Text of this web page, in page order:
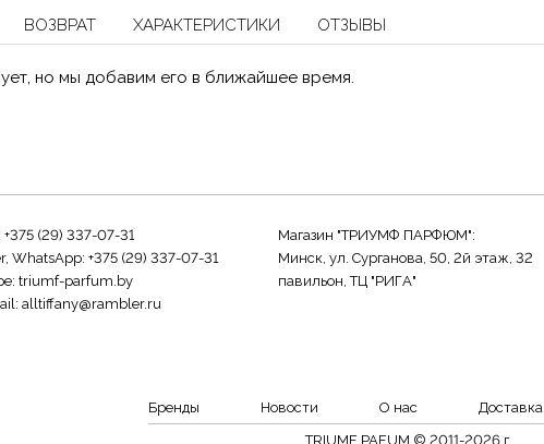
ВОЗВРАТ ХАРАКТЕРИСТИКИ ОТЗЫВЫ
но мы добавим его в ближайшее время.
+375 (29) 337-07-31
WhatsApp: +375 (29) 337-07-31
triumf-parfum.by
alltiffany@rambler.ru
Магазин "ТРИУМФ ПАРФЮМ":
Минск, ул. Сурганова, 50, 2й этаж, 32
павильон, ТЦ "РИГА"
Бренды Новости О нас Доставка
TRIUMF PAFUM © 2011-2026 г.